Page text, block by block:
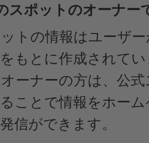
スポットのオーナー
トの情報はユーザ
もとに作成されて
ーナーの方は、公
ことで情報をホー
信ができます。